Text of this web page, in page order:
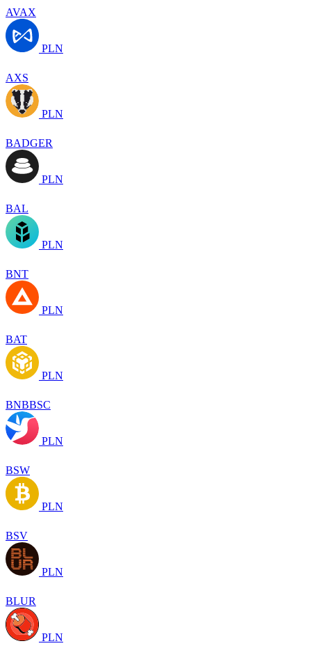
AVAX
PLN
AXS
PLN
BADGER
PLN
BAL
PLN
BNT
PLN
BAT
PLN
BNBBSC
PLN
BSW
PLN
BSV
PLN
BLUR
PLN